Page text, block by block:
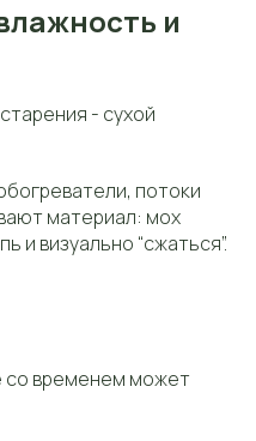
и
- сухой
потоки
материал: мох
и визуально “сжаться”.
со временем может